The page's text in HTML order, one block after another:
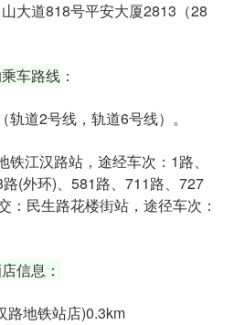
道818号平安大厦2813（28
车路线：
道2号线，轨道6号线）。
江汉路站，途经车次：1路、
(外环)、581路、711路、727
：民生路花楼街站，途径车次：
信息：
地铁站店)0.3km